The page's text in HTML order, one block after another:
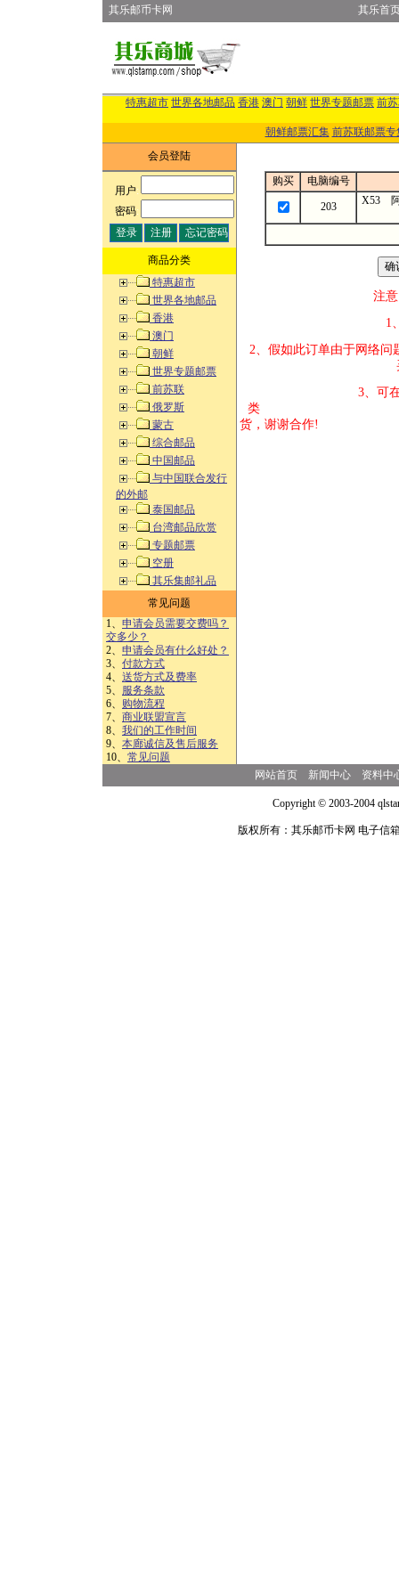
其乐邮币卡网 其乐首
特惠超市 世界各地邮品 香港 澳门 朝鲜 世界专题邮票 前
朝鲜邮票汇集 前苏联邮票专
会员登陆
用户:
密码:
商品分类
特惠超市
世界各地邮品
香港
澳门
朝鲜
世界专题邮票
前苏联
俄罗斯
蒙古
综合邮品
中国邮品
与中国联合发行
的外邮
泰国邮品
台湾邮品欣赏
专题邮票
空册
其乐集邮礼品
常见问题
1、 申请会员需要交费吗？
交多少？
2、 申请会员有什么好处？
3、 付款方式
4、 送货方式及费率
5、 服务条款
6、 购物流程
7、 商业联盟宣言
8、 我们的工作时间
9、 本廊诚信及售后服务
10、 常见问题
购买 电脑编号
203 X53
注意
1、改变商品数
2、假如此订单
买的邮品的
3、可
类 方式告
货，谢谢合作!
网站首页 新闻中心 资料中
Copyright © 2003-2004
版权所有：其乐邮币卡网 电子信